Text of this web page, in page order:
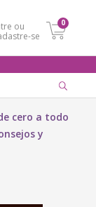
ou
se
0
cero a todo
y